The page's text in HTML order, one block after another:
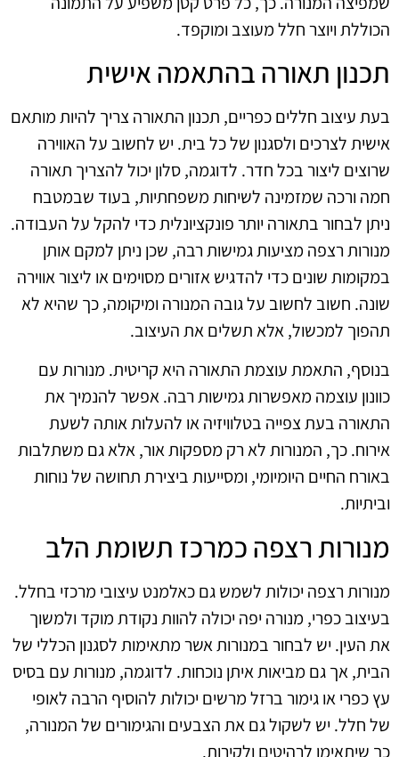
הכוללת ויוצר חלל מעוצב ומוקפד.
תכנון תאורה בהתאמה אישית
בעת עיצוב חללים כפריים, תכנון התאורה צריך להיות מותאם
אישית לצרכים ולסגנון של כל בית. יש לחשוב על האווירה
שרוצים ליצור בכל חדר. לדוגמה, סלון יכול להצריך תאורה
חמה ורכה שמזמינה לשיחות משפחתיות, בעוד שבמטבח
ניתן לבחור בתאורה יותר פונקציונלית כדי להקל על העבודה.
מנורות רצפה מציעות גמישות רבה, שכן ניתן למקם אותן
במקומות שונים כדי להדגיש אזורים מסוימים או ליצור אווירה
שונה. חשוב לחשוב על גובה המנורה ומיקומה, כך שהיא לא
תהפוך למכשול, אלא תשלים את העיצוב.
בנוסף, התאמת עוצמת התאורה היא קריטית. מנורות עם
כוונון עוצמה מאפשרות גמישות רבה. אפשר להנמיך את
התאורה בעת צפייה בטלוויזיה או להעלות אותה לשעת
אירוח. כך, המנורות לא רק מספקות אור, אלא גם משתלבות
באורח החיים היומיומי, ומסייעות ביצירת תחושה של נוחות
וביתיות.
מנורות רצפה כמרכז תשומת הלב
מנורות רצפה יכולות לשמש גם כאלמנט עיצובי מרכזי בחלל.
בעיצוב כפרי, מנורה יפה יכולה להוות נקודת מוקד ולמשוך
את העין. יש לבחור במנורות אשר מתאימות לסגנון הכללי של
הבית, אך גם מביאות איתן נוכחות. לדוגמה, מנורות עם בסיס
עץ כפרי או גימור ברזל מרשים יכולות להוסיף הרבה לאופי
של חלל. יש לשקול גם את הצבעים והגימורים של המנורה,
כך שיתאימו לרהיטים ולקירות.